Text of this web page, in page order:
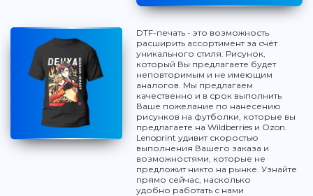
DTF-печать - это возможность
расширить ассортимент за счёт
уникального стиля. Рисунок,
который Вы предлагаете будет
неповторимым и не имеющим
аналогов. Мы предлагаем
качественно и в срок выполнить
Ваше пожелание по нанесению
рисунков на футболки, которые вы
предлагаете на Wildberries и Ozon.
Lenoprint удивит скоростью
выполнения Вашего заказа и
возможностями, которые не
предложит никто на рынке. Узнайте
прямо сейчас, насколько
удобно работать с нами